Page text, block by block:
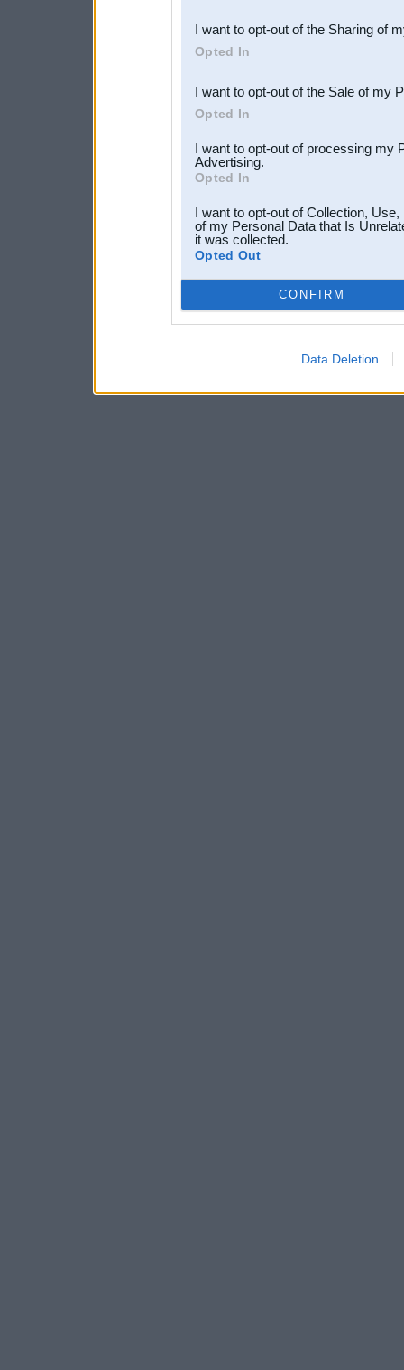
Downstream Participants
third parties.
I want to opt-out of the Sharing of
Opted In
I want to opt-out of the Sale of my
Opted In
I want to opt-out of processing my
Advertising.
Opted In
I want to opt-out of Collection,
of my Personal Data that Is
it was collected.
Opted Out
CONFIRM
Data Deletion